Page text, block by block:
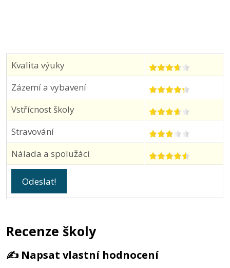
Kvalita výuky
Zázemí a vybavení
Vstřícnost školy
Stravování
Nálada a spolužáci
Recenze školy
✍️ Napsat vlastní hodnocení